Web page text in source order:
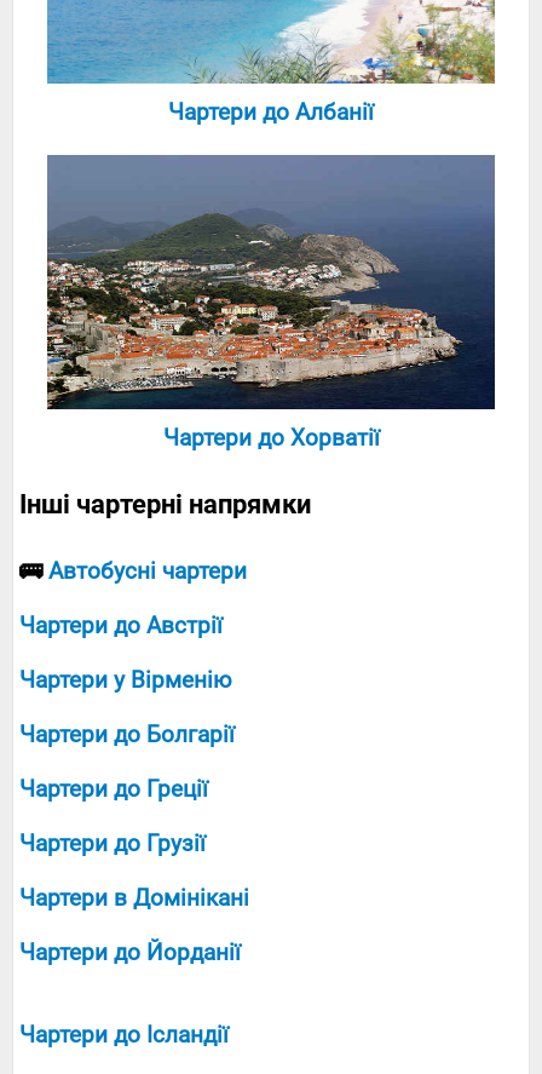
Чартери до Албанії
Чартери до Хорватії
Інші чартерні напрямки
🚌Автобусні чартери
Чартери до Австрії
Чартери у Вірменію
Чартери до Болгарії
Чартери до Греції
Чартери до Грузії
Чартери в Домінікані
Чартери до Йорданії
Чартери до Ісландії